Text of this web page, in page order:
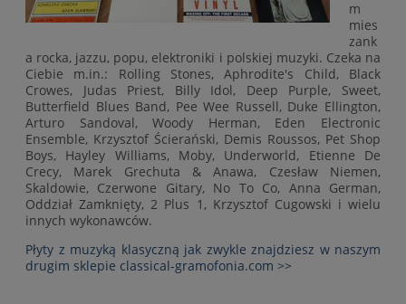
m
mies
zank
a rocka, jazzu, popu, elektroniki i polskiej muzyki. Czeka na
Ciebie m.in.: Rolling Stones, Aphrodite's Child, Black
Crowes, Judas Priest, Billy Idol, Deep Purple, Sweet,
Butterfield Blues Band, Pee Wee Russell, Duke Ellington,
Arturo Sandoval, Woody Herman, Eden Electronic
Ensemble, Krzysztof Ścierański, Demis Roussos, Pet Shop
Boys, Hayley Williams, Moby, Underworld, Etienne De
Crecy, Marek Grechuta & Anawa, Czesław Niemen,
Skaldowie, Czerwone Gitary, No To Co, Anna German,
Oddział Zamknięty, 2 Plus 1, Krzysztof Cugowski i wielu
innych wykonawców.
Płyty z muzyką klasyczną jak zwykle znajdziesz w naszym
drugim sklepie classical-gramofonia.com >>